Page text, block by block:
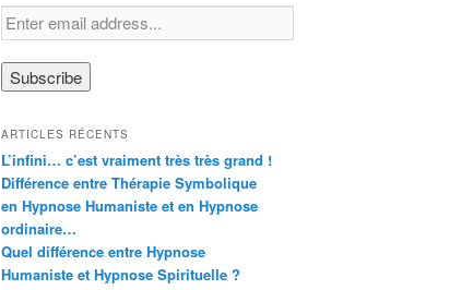
ARTICLES RÉCENTS
L’infini… c’est vraiment très très grand !
Différence entre Thérapie Symbolique
en Hypnose Humaniste et en Hypnose
ordinaire…
Quel différence entre Hypnose
Humaniste et Hypnose Spirituelle ?